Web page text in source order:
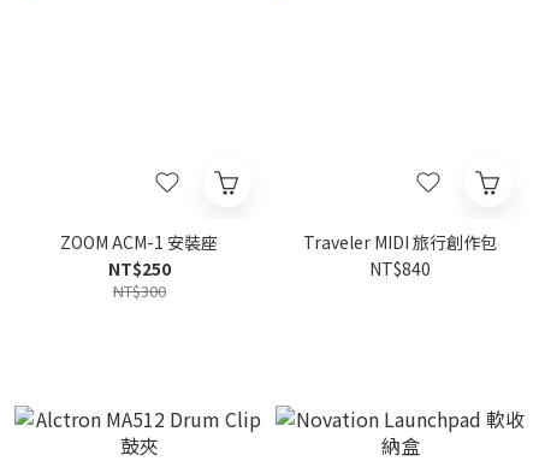
ZOOM ACM-1 安裝座
NT$250
NT$300
Traveler MIDI 旅行創作包
NT$840